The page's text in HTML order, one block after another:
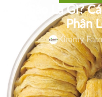
Yến Sào Là Gì?
Phân
Kimmy
Yến sào là một trong
châu Á. Tổ yến được tạo
của chim yến, đặc biệt là